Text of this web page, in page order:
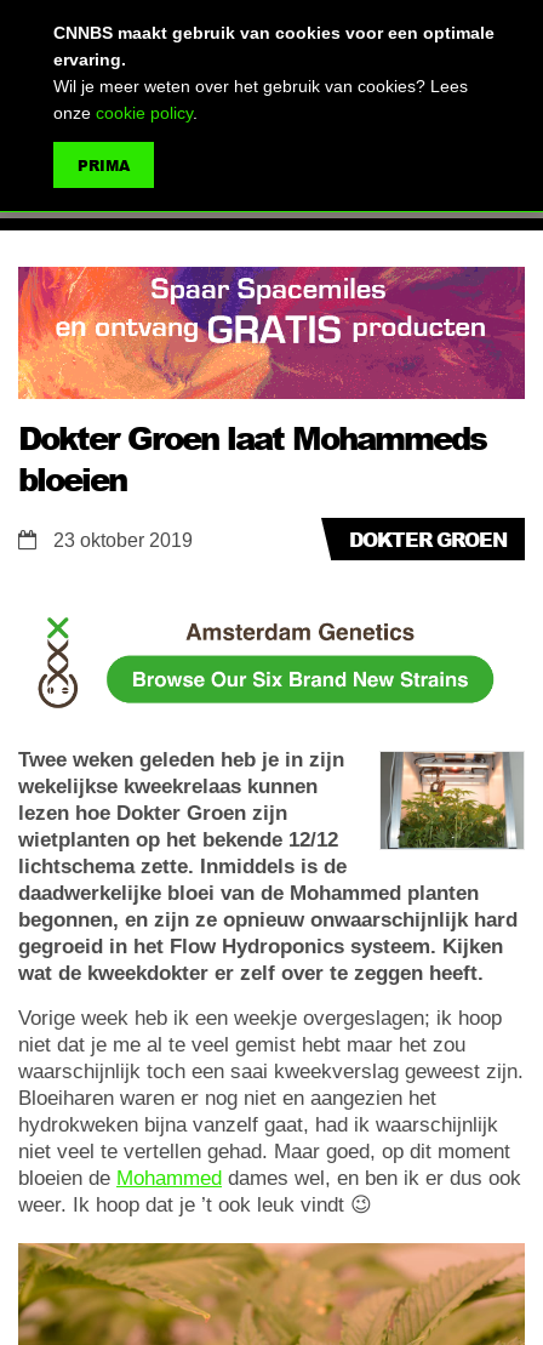
Dokter Groen laat Mohammeds
bloeien
DOKTER GROEN
23 oktober 2019
Twee weken geleden heb je in zijn
wekelijkse kweekrelaas kunnen
lezen hoe Dokter Groen zijn
wietplanten op het bekende 12/12
lichtschema zette. Inmiddels is de
daadwerkelijke bloei van de Mohammed planten
begonnen, en zijn ze opnieuw onwaarschijnlijk hard
gegroeid in het Flow Hydroponics systeem. Kijken
wat de kweekdokter er zelf over te zeggen heeft.
Vorige week heb ik een weekje overgeslagen; ik hoop
niet dat je me al te veel gemist hebt maar het zou
waarschijnlijk toch een saai kweekverslag geweest zijn.
Bloeiharen waren er nog niet en aangezien het
hydrokweken bijna vanzelf gaat, had ik waarschijnlijk
niet veel te vertellen gehad. Maar goed, op dit moment
bloeien de Mohammed dames wel, en ben ik er dus ook
weer. Ik hoop dat je ’t ook leuk vindt 😉
CNNBS maakt gebruik van cookies voor een optimale
ervaring.
Wil je meer weten over het gebruik van cookies? Lees
onze cookie policy.
PRIMA